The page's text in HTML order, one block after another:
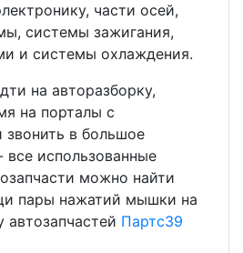
части осей,
системы зажигания,
и системы охлаждения.
на авторазборку,
на порталы с
звонить в большое
все использованные
можно найти
пары нажатий мышки на
Партс39